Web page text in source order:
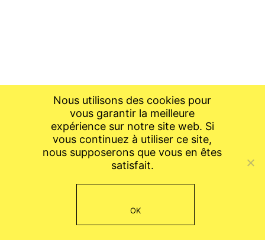
Nous utilisons des cookies pour
vous garantir la meilleure
expérience sur notre site web. Si
vous continuez à utiliser ce site,
nous supposerons que vous en êtes
satisfait.
OK